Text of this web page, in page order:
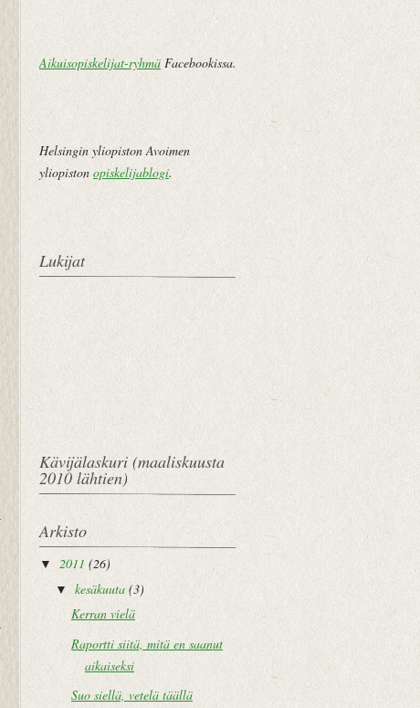
Aikuisopiskelijat-ryhmä Facebookissa.
Helsingin yliopiston Avoimen
yliopiston opiskelijablogi.
Lukijat
Kävijälaskuri (maaliskuusta
2010 lähtien)
Arkisto
▼ 2011 (26)
▼ kesäkuuta (3)
Kerran vielä
Raportti siitä, mitä en saanut
aikaiseksi
Suo siellä, vetelä täällä